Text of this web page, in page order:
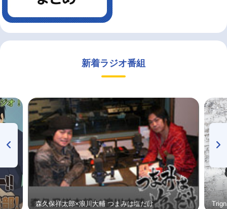
新着ラジオ番組
森久保祥太郎×浪川大輔 つまみは塩だけ